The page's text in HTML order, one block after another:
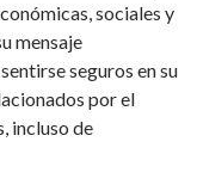
sociales y
mensaje
seguros en su
por el
incluso de